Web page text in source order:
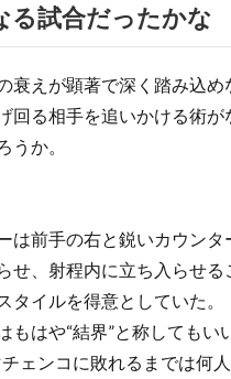
る試合だったかな
衰えが顕著で深く踏み込め
回る相手を追いかける術が
うか。
は前手の右と鋭いカウンタ
せ、射程内に立ち入らせる
タイルを得意としていた。
もはや“結界”と称してもい
ェンコに敗れるまでは何